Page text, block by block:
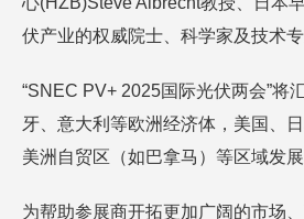
伏产业的权威院士、科学家及技术
“SNEC PV+ 2025国际光伏两会”
牙、意大利等欧洲经济体，美国、
美洲自贸区（如巴拿马）等区域发展
为帮助参展商开拓更加广阔的市场